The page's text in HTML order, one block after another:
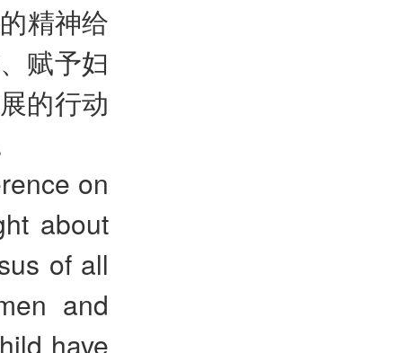
精神给
赋予妇
的行动
on
about
of all
and
have